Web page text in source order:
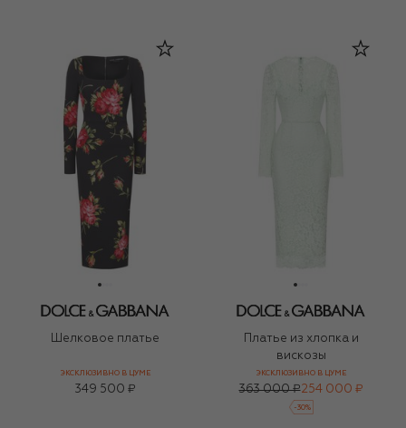
Шелковое платье
ЭКСКЛЮЗИВНО В ЦУМЕ
349 500 ₽
Платье из хлопка и
вискозы
ЭКСКЛЮЗИВНО В ЦУМЕ
363 000 ₽254 000 ₽
-30%